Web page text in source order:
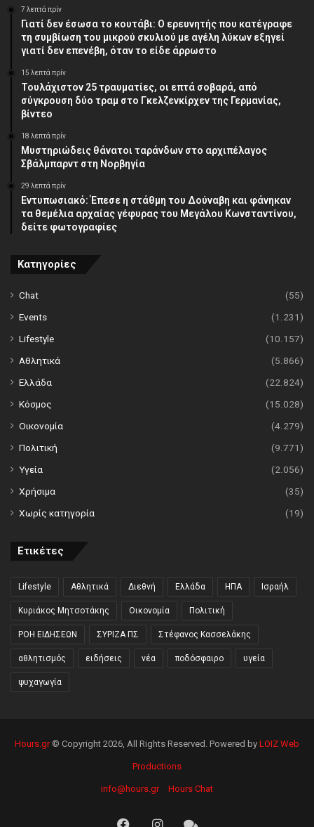
7 λεπτά πρίν
Γιατί δεν έσωσα το κουτάβι: Ο ερευνητής που κατέγραφε
τη συμβίωση του μικρού σκυλιού με αγέλη λύκων εξηγεί
γιατί δεν επενέβη, όταν το είδε άρρωστο
15 λεπτά πρίν
Τουλάχιστον 25 τραυματίες, οι επτά σοβαρά, από
σύγκρουση δύο τραμ στο Γκελζενκίρχεν της Γερμανίας,
βίντεο
18 λεπτά πρίν
Μυστηριώδεις θάνατοι ταράνδων στο αρχιπέλαγος
Σβάλμπαρντ στη Νορβηγία
29 λεπτά πρίν
Εντυπωσιακό: Έπεσε η στάθμη του Δούναβη και φάνηκαν
τα θεμέλια αρχαίας γέφυρας του Μεγάλου Κωνσταντίνου,
δείτε φωτογραφίες
Κατηγορίες
Chat
(55)
Events
(1.231)
Lifestyle
(10.157)
Αθλητικά
(5.866)
Ελλάδα
(22.824)
Κόσμος
(15.028)
Οικονομία
(4.279)
Πολιτική
(9.771)
Υγεία
(2.056)
Χρήσιμα
(35)
Χωρίς κατηγορία
(19)
Ετικέτες
Lifestyle Αθλητικά Διεθνή Ελλάδα ΗΠΑ Ισραήλ
Κυριάκος Μητσοτάκης Οικονομία Πολιτική
ΡΟΗ ΕΙΔΗΣΕΩΝ ΣΥΡΙΖΑ ΠΣ Στέφανος Κασσελάκης
αθλητισμός ειδήσεις νέα ποδόσφαιρο υγεία
ψυχαγωγία
Hours.gr© Copyright 2026, All Rights Reserved. Powered by LOIZ Web
Productions
info@hours.gr Hours Chat